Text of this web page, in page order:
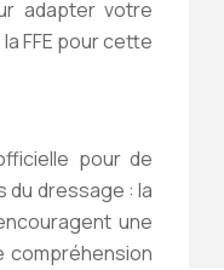
adapter votre
FFE pour cette
pour de
du dressage : la
une
compréhension